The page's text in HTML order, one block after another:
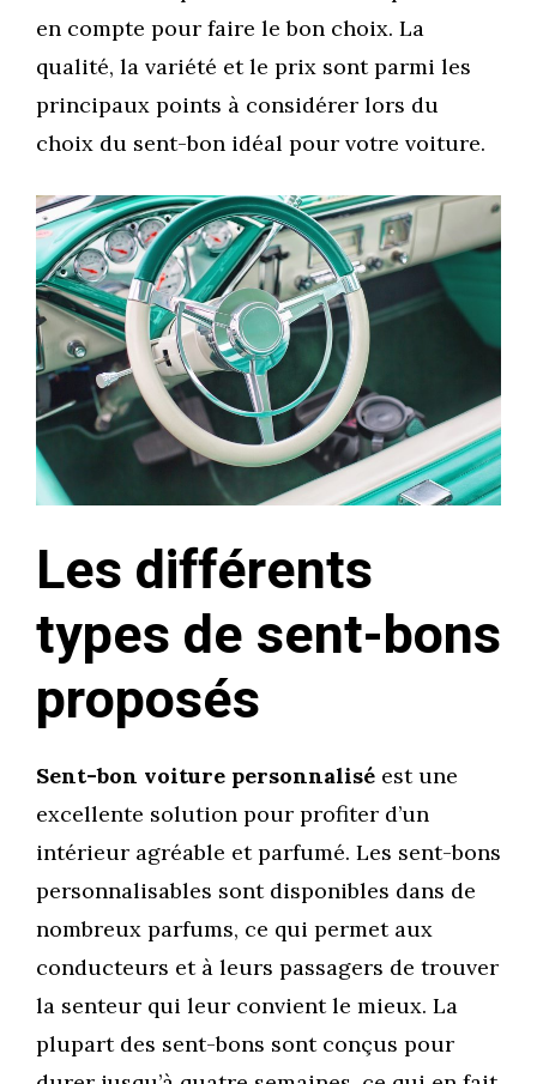
en compte pour faire le bon choix. La
qualité, la variété et le prix sont parmi les
principaux points à considérer lors du
choix du sent-bon idéal pour votre voiture.
Les différents
types de sent-bons
proposés
Sent-bon voiture personnalisé est une
excellente solution pour profiter d’un
intérieur agréable et parfumé. Les sent-bons
personnalisables sont disponibles dans de
nombreux parfums, ce qui permet aux
conducteurs et à leurs passagers de trouver
la senteur qui leur convient le mieux. La
plupart des sent-bons sont conçus pour